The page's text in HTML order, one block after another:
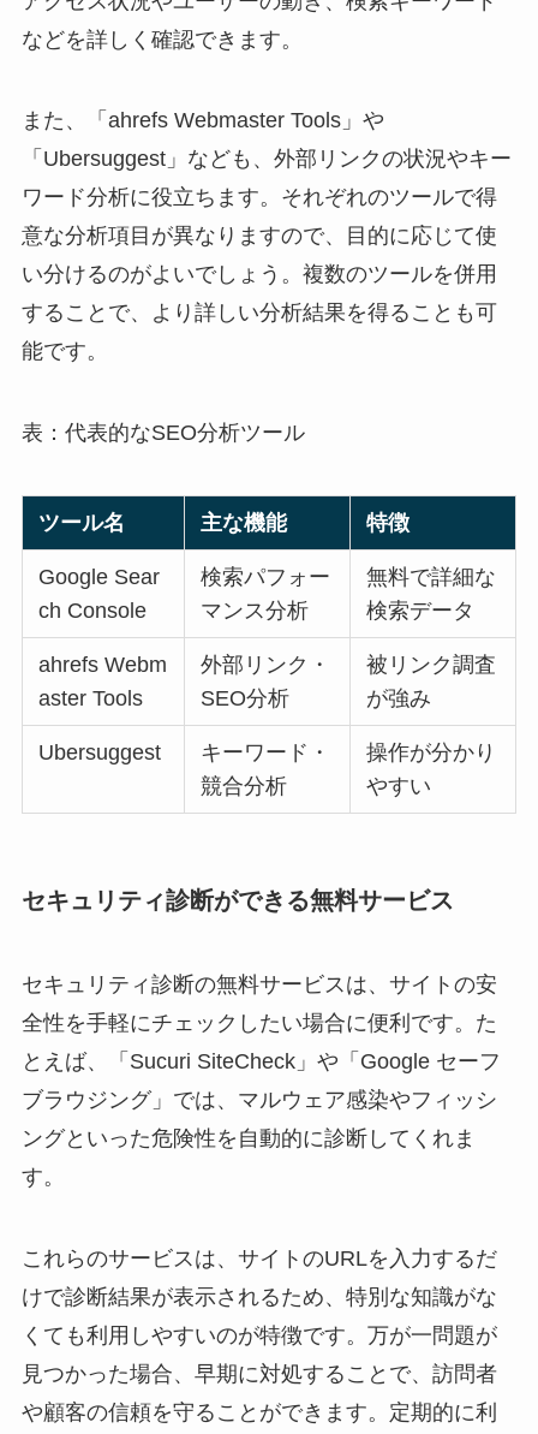
などを詳しく確認できます。
また、「ahrefs Webmaster Tools」や
「Ubersuggest」なども、外部リンクの状況やキー
ワード分析に役立ちます。それぞれのツールで得
意な分析項目が異なりますので、目的に応じて使
い分けるのがよいでしょう。複数のツールを併用
することで、より詳しい分析結果を得ることも可
能です。
表：代表的なSEO分析ツール
ツール名 主な機能 特徴
Google Sear
ch Console
検索パフォー
マンス分析
無料で詳細な
検索データ
ahrefs Webm
aster Tools
外部リンク・
SEO分析
被リンク調査
が強み
Ubersuggest
キーワード・
競合分析
操作が分かり
やすい
セキュリティ診断ができる無料サービス
セキュリティ診断の無料サービスは、サイトの安
全性を手軽にチェックしたい場合に便利です。た
とえば、「Sucuri SiteCheck」や「Google セーフ
ブラウジング」では、マルウェア感染やフィッシ
ングといった危険性を自動的に診断してくれま
す。
これらのサービスは、サイトのURLを入力するだ
けで診断結果が表示されるため、特別な知識がな
くても利用しやすいのが特徴です。万が一問題が
見つかった場合、早期に対処することで、訪問者
や顧客の信頼を守ることができます。定期的に利